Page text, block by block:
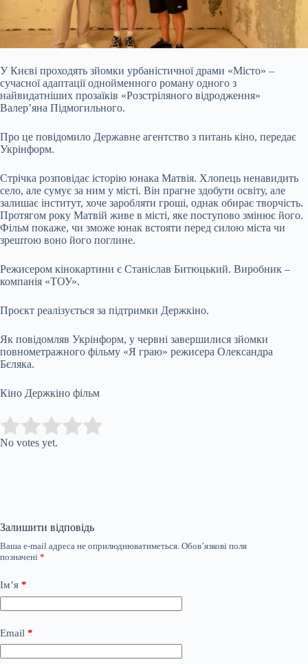
У Києві проходять зйомки урбаністичної драми «Місто» –
сучасної адаптації однойменного роману одного з
найвидатніших прозаїків «Розстріляного відродження»
Валер’яна Підмогильного.
Про це повідомило Державне агентство з питань кіно, передає
Укрінформ.
Стрічка розповідає історію юнака Матвія. Хлопець ненавидить
село, але сумує за ним у місті. Він прагне здобути освіту, але
залишає інститут, хоче заробляти гроші, однак обирає творчість.
Протягом року Матвій живе в місті, яке поступово змінює його.
Фільм покаже, чи зможе юнак встояти перед силою міста чи
зрештою воно його поглине.
Режисером кінокартини є Станіслав Битюцький. Виробник –
компанія «ТОУ».
Проєкт реалізується за підтримки Держкіно.
Як повідомляв Укрінформ, у червні завершилися зйомки
повнометражного фільму «Я граю» режисера Олександра
Бєляка.
Кіно Держкіно фільм
Rate this item:
No votes yet.
Залишити відповідь
Ваша e-mail адреса не оприлюднюватиметься. Обов’язкові поля
позначені *
Ім’я *
Email *